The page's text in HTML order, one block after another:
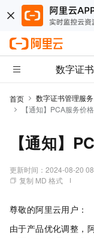
数字证
首页 数字证书管理服务
【通知】PCA服务价
【通知】
更新时间： 2024-08-20
复制 MD 格式
尊敬的阿里云用户：
由于产品优化调整，